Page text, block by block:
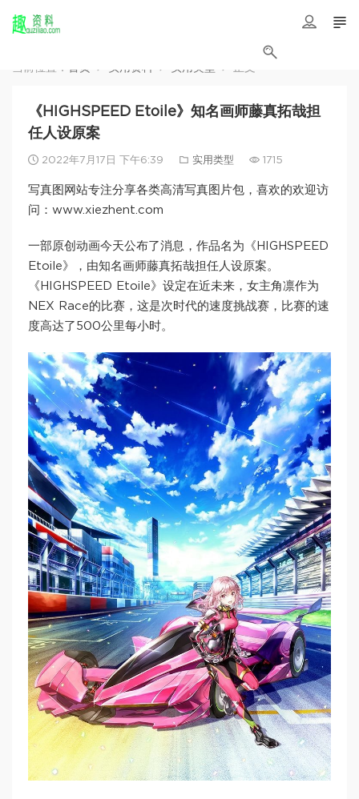
当前位置： 首页 实用资料 实用类型 正文
《HIGHSPEED Etoile》知名画师藤真拓哉担
任人设原案
2022年7月17日 下午6:39 实用类型 1715
写真图网站专注分享各类高清写真图片包，喜欢的欢迎访
问：www.xiezhent.com
一部原创动画今天公布了消息，作品名为《HIGHSPEED
Etoile》，由知名画师藤真拓哉担任人设原案。
《HIGHSPEED Etoile》设定在近未来，女主角凛作为
NEX Race的比赛，这是次时代的速度挑战赛，比赛的速
度高达了500公里每小时。